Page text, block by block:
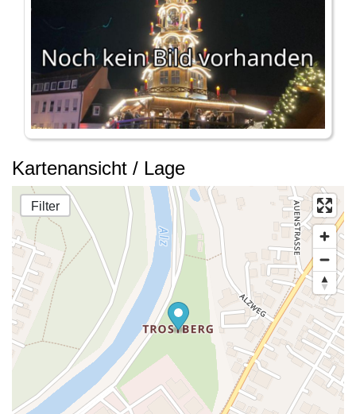
Kartenansicht / Lage
Filter